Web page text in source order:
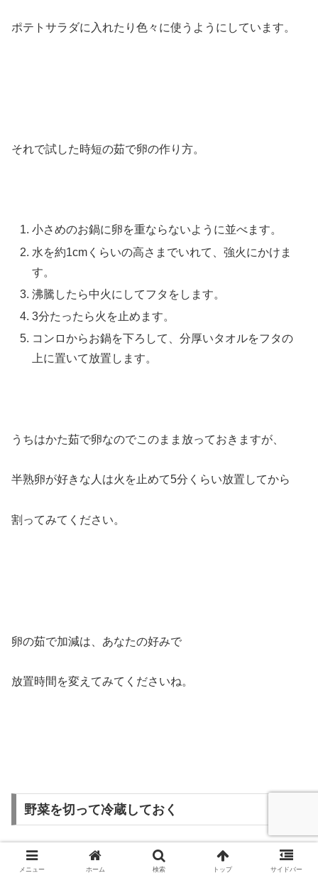
ポテトサラダに入れたり色々に使うようにしています。
それで試した時短の茹で卵の作り方。
小さめのお鍋に卵を重ならないように並べます。
水を約1cmくらいの高さまでいれて、強火にかけま
す。
沸騰したら中火にしてフタをします。
3分たったら火を止めます。
コンロからお鍋を下ろして、分厚いタオルをフタの
上に置いて放置します。
うちはかた茹で卵なのでこのまま放っておきますが、
半熟卵が好きな人は火を止めて5分くらい放置してから
割ってみてください。
卵の茹で加減は、あなたの好みで
放置時間を変えてみてくださいね。
野菜を切って冷蔵しておく
玉ねぎやニンジン、ピーマンは、くし形や細切れにして、
メニュー ホーム 検索 トップ サイドバー